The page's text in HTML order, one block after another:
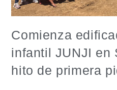
Comienza
infantil JUNJI en
hito de primera